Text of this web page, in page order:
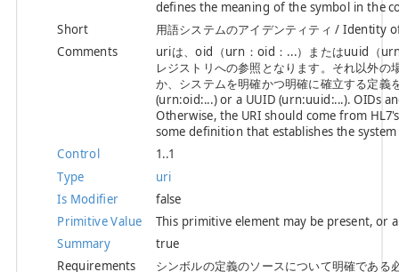
defines the meaning of the symbol in the
Short
用語システムのアイデンティティ / Identity
Comments
uriは、oid（urn：oid：...）またはuuid（
レジストリへの参照となります。それ以外
か、システムを明確かつ明確に確立する定
(urn:oid:...) or a UUID (urn:uuid:...). OIDs
Otherwise, the URI should come from
some definition that establishes the
Control
1..1
Type
uri
Is Modifier
false
Primitive Value
This primitive element may be present, or
Summary
true
Requirements
シンボルの定義のソースについて明確であ